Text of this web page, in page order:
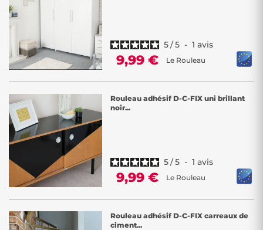
5/5 - 1 avis
9,99 € Le Rouleau
Rouleau adhésif D-C-FIX uni brillant
noir...
5/5 - 1 avis
9,99 € Le Rouleau
Rouleau adhésif D-C-FIX carreaux de
ciment...